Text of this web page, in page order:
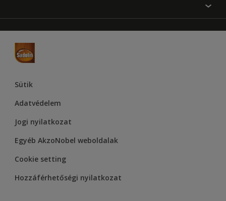
Hozzáférhetőség
Dulux
Supralux
Sütik
Adatvédelem
Jogi nyilatkozat
Egyéb AkzoNobel weboldalak
Cookie setting
Hozzáférhetőségi nyilatkozat